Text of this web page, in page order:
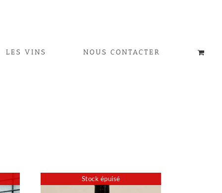
LES VINS NOUS CONTACTER
Stock épuisé